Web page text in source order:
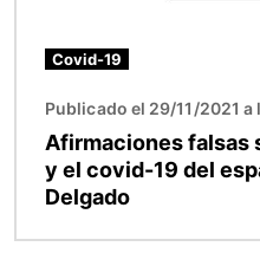
Covid-19
Publicado el 29/11/2021 a
Afirmaciones falsas
y el covid-19 del
Delgado